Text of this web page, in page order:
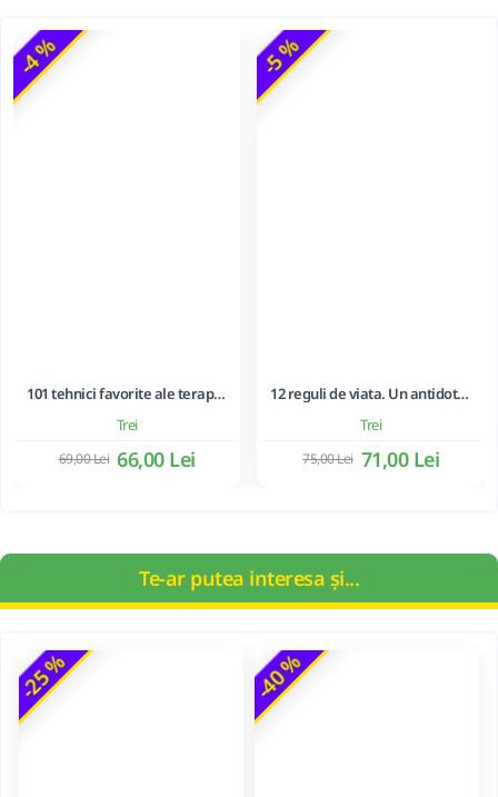
-4 %
Trei
101 tehnici favorite ale terapiei prin joc
66,00 Lei
69,00 Lei
-5 %
Trei
12 reguli de viata. Un antidot la haosul din jurul nostru - Jordan B. Peterson
71,00 Lei
75,00 Lei
Te-ar putea interesa și...
-25 % -40 %